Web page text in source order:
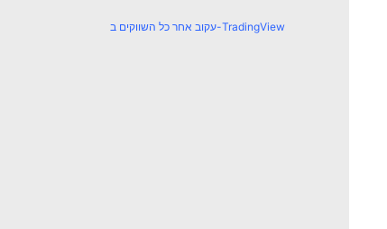
עקוב אחר כל השווקים ב-TradingView